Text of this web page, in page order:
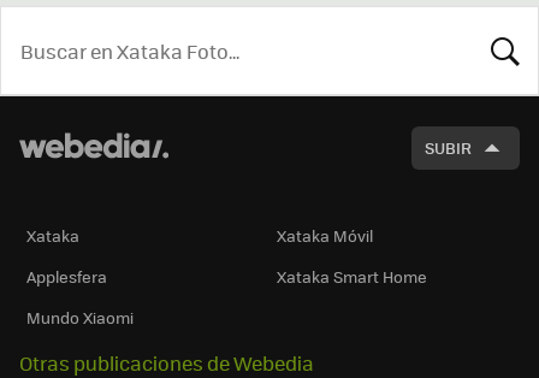
SUBIR
Xataka
Xataka Móvil
Applesfera
Xataka Smart Home
Mundo Xiaomi
Otras publicaciones de Webedia